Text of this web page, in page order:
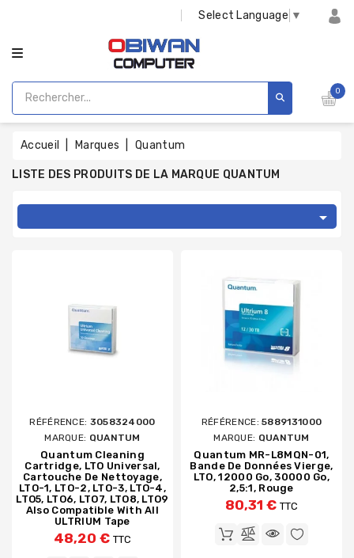
Select Language ▼
0
Accueil Marques Quantum
LISTE DES PRODUITS DE LA MARQUE QUANTUM

RÉFÉRENCE: 3058324000
MARQUE: QUANTUM
Quantum Cleaning
Cartridge, LTO Universal,
Cartouche De Nettoyage,
LTO-1, LTO-2, LTO-3, LTO-4,
LTO5, LTO6, LTO7, LTO8, LTO9
Also Compatible With All
ULTRIUM Tape
48,20 € TTC
RÉFÉRENCE:5889131000
MARQUE: QUANTUM
Quantum MR-L8MQN-01,
Bande De Données Vierge,
LTO, 12000 Go, 30000 Go,
2,5:1, Rouge
80,31 € TTC